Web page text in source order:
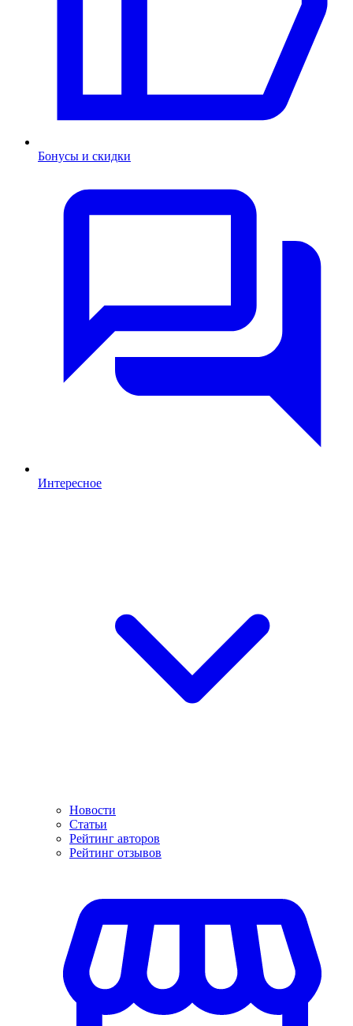
Бонусы и скидки
Интересное
Новости
Статьи
Рейтинг авторов
Рейтинг отзывов